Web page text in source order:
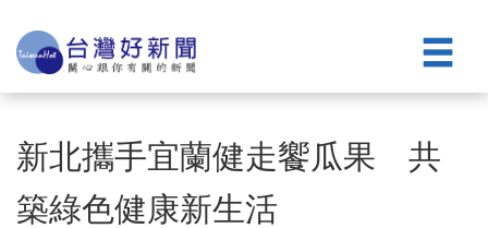
新北攜手宜蘭健走饗瓜果 共
築綠色健康新生活